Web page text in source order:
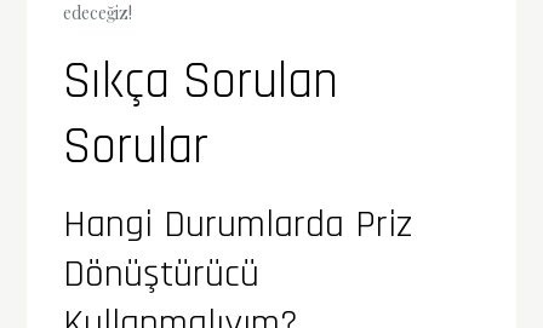
edeceğiz!
Sıkça Sorulan
Sorular
Hangi Durumlarda Priz
Dönüştürücü